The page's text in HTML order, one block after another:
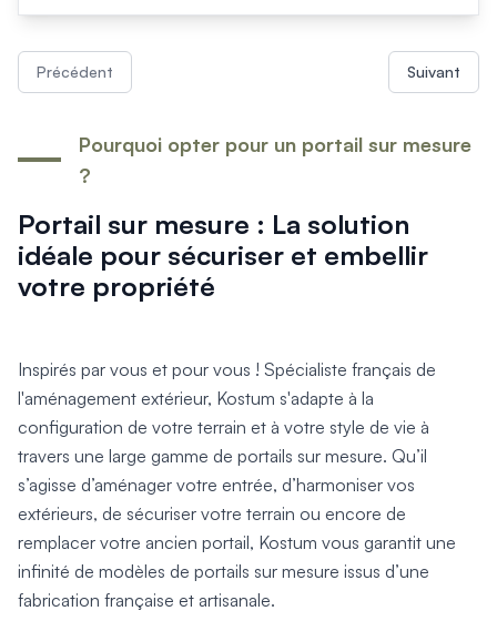
Précédent Suivant
Portail sur mesure : La solution
idéale pour sécuriser et embellir
votre propriété
Pourquoi opter pour un portail sur mesure
?
Inspirés par vous et pour vous ! Spécialiste français de
l'aménagement extérieur, Kostum s'adapte à la
configuration de votre terrain et à votre style de vie à
travers une large gamme de portails sur mesure. Qu’il
s’agisse d’aménager votre entrée, d’harmoniser vos
extérieurs, de sécuriser votre terrain ou encore de
remplacer votre ancien portail, Kostum vous garantit une
infinité de modèles de portails sur mesure issus d’une
fabrication française et artisanale.